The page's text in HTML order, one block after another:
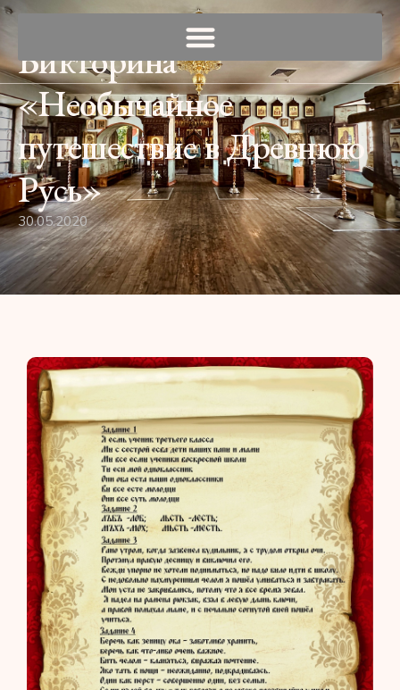
Викторина
«Необычайное
путешествие в Древнюю
Русь»
30.05.2020